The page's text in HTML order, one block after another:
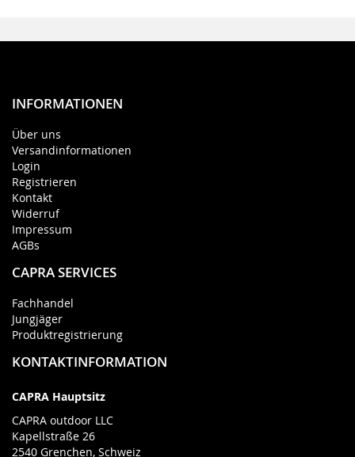
INFORMATIONEN
Über uns
Versandinformationen
Login
Registrieren
Kontakt
Widerruf
Impressum
AGBs
CAPRA SERVICES
Fachhandel
Jungjäger
Produktregistrierung
KONTAKTINFORMATION
CAPRA Hauptsitz
CAPRA outdoor LLC
Kapellstraße 26
2540 Grenchen, Schweiz